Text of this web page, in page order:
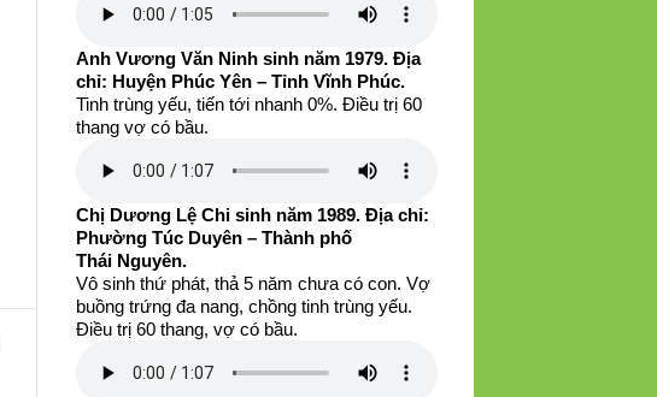
Anh Vương Văn Ninh sinh năm 1979. Địa
chỉ: Huyện Phúc Yên – Tỉnh Vĩnh Phúc.
Tinh trùng yếu, tiến tới nhanh 0%. Điều trị 60
thang vợ có bầu.
Chị Dương Lệ Chi sinh năm 1989. Địa chỉ:
Phường Túc Duyên – Thành phố
Thái Nguyên.
Vô sinh thứ phát, thả 5 năm chưa có con. Vợ
buồng trứng đa nang, chồng tinh trùng yếu.
Điều trị 60 thang, vợ có bầu.